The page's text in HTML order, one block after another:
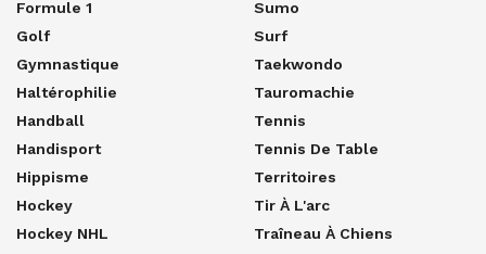
Formule 1
Golf
Gymnastique
Haltérophilie
Handball
Handisport
Hippisme
Hockey
Hockey NHL
Sumo
Surf
Taekwondo
Tauromachie
Tennis
Tennis De Table
Territoires
Tir À L'arc
Traîneau À Chiens